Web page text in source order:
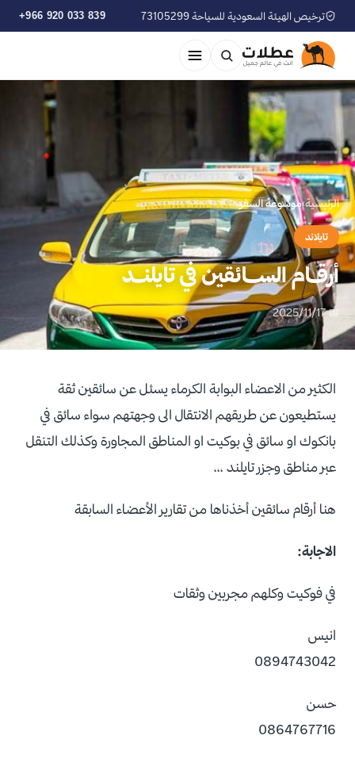
ترخيص الهيئة السعودية للسياحة 73105299 +966 920 033 839
الرئيسية›موسوعة السفر
تايلاند
أرقــام الســـائقين في تايلنــد
📅 2025/11/17
الكثير من الاعضاء البوابة الكرماء يسئل عن سائقين ثقة
يستطيعون عن طريقهم الانتقال الى وجهتهم سواء سائق في
بانكوك او سائق في بوكيت او المناطق المجاورة وكذلك التنقل
عبر مناطق وجزر تايلند ،،،
هنا أرقام سائقين أخذناها من تقارير الأعضاء السابقة
الاجابة:
في فوكيت وكلهم مجربين وثقات
انيس
0894743042
حسن
0864767716